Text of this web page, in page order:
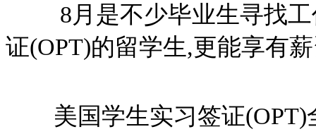
8月是不少毕业生寻找工
证(OPT)的留学生,更能享有
美国学生实习签证(OPT)全